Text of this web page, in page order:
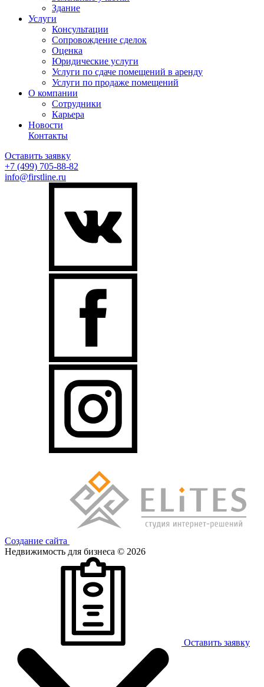
Здание
Услуги
Консультации
Сопровождение сделок
Оценка
Юридические услуги
Услуги по сдаче помещений в аренду
Услуги по продаже помещений
О компании
Сотрудники
Карьера
Новости
Контакты
Оставить заявку
+7 (499) 705-88-82
info@firstline.ru
Создание сайта
Недвижимость для бизнеса © 2026
Оставить заявку